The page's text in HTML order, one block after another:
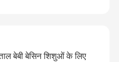
बेबी बेसिन शिशुओं के लिए